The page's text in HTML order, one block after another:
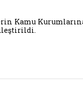
Kamu